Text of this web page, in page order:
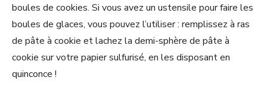
boules de cookies. Si vous avez un ustensile pour faire les
boules de glaces, vous pouvez l’utiliser : remplissez à ras
de pâte à cookie et lachez la demi-sphère de pâte à
cookie sur votre papier sulfurisé, en les disposant en
quinconce !